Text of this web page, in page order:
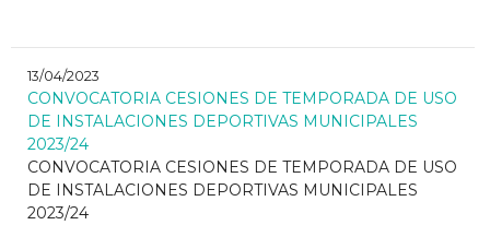
13/04/2023
CONVOCATORIA CESIONES DE TEMPORADA DE USO
DE INSTALACIONES DEPORTIVAS MUNICIPALES
2023/24
CONVOCATORIA CESIONES DE TEMPORADA DE USO
DE INSTALACIONES DEPORTIVAS MUNICIPALES
2023/24